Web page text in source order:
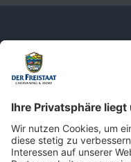
Newsletter: Jetzt
einen 5€
Shop erhalten!*